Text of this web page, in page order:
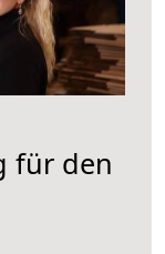
für den